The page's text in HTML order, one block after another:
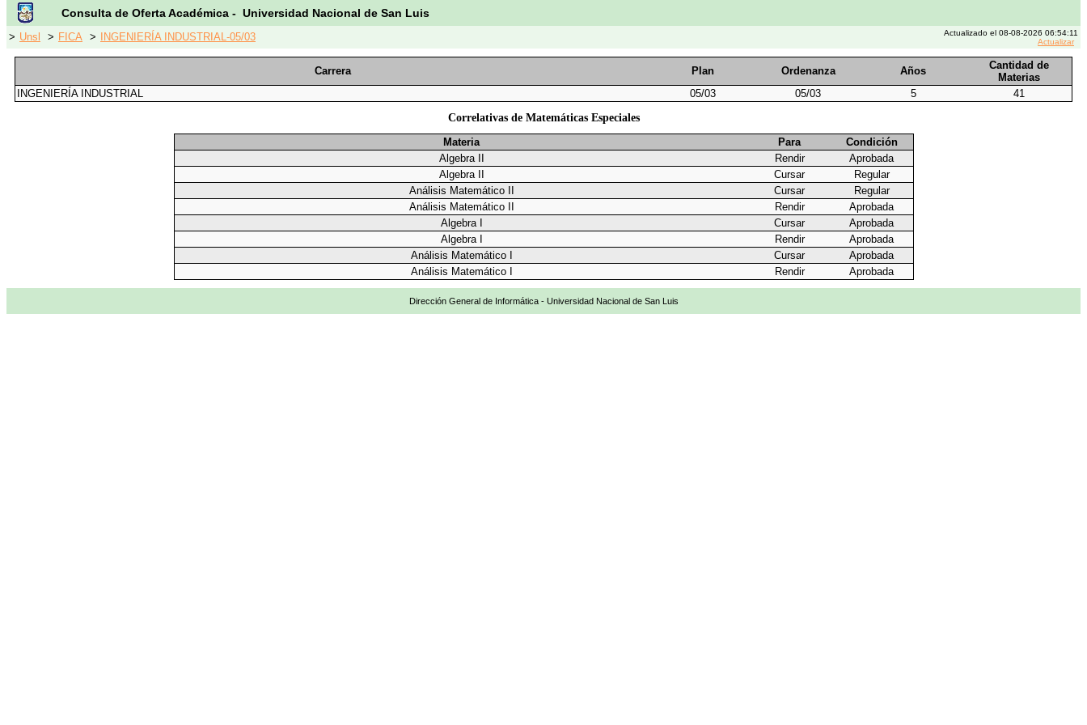
Consulta de Oferta Académica - Universidad Nacional de San Luis
> Unsl > FICA > INGENIERÍA INDUSTRIAL-05/03
Actualizado el 08-08-2026 06:54:11
Actualizar
Carrera Plan Ordenanza Años
Cantidad de
Materias
INGENIERÍA INDUSTRIAL
05/03 05/03 5
41
Correlativas de Matemáticas Especiales
Materia Para
Condición
Algebra II
Rendir
Aprobada
Algebra II
Cursar
Regular
Análisis Matemático II
Cursar
Regular
Análisis Matemático II
Rendir
Aprobada
Algebra I
Cursar
Aprobada
Algebra I
Rendir
Aprobada
Análisis Matemático I
Cursar
Aprobada
Análisis Matemático I
Rendir Aprobada
Dirección General de Informática - Universidad Nacional de San Luis